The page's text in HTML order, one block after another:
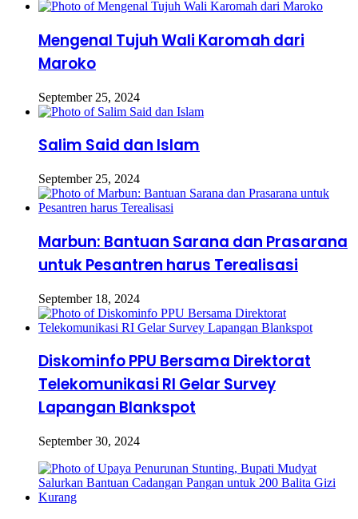
Mengenal Tujuh Wali Karomah dari
Maroko
September 25, 2024
Salim Said dan Islam
September 25, 2024
Marbun: Bantuan Sarana dan Prasarana
untuk Pesantren harus Terealisasi
September 18, 2024
Diskominfo PPU Bersama Direktorat
Telekomunikasi RI Gelar Survey
Lapangan Blankspot
September 30, 2024